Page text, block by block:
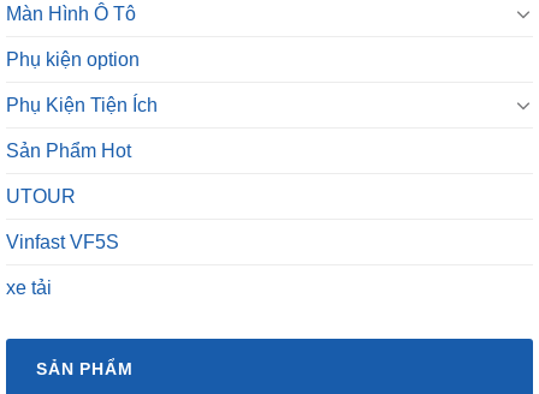
Màn Hình Ô Tô
Phụ kiện option
Phụ Kiện Tiện Ích
Sản Phẩm Hot
UTOUR
Vinfast VF5S
xe tải
SẢN PHẨM